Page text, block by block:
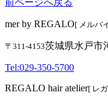
mer by REGALO[ メルバ
〒311-4153茨城県水戸市
Tel:029-350-5700
REGALO hair atelier[ レ